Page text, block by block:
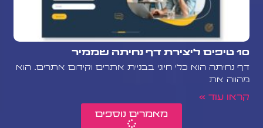
10 טיפים ליצירת דף נחיתה שממיר
דף נחיתה הוא כלי חיוני בבניית אתרים וקידום אתרים. הוא
מהווה את
קראו עוד »
מאמרים נוספים